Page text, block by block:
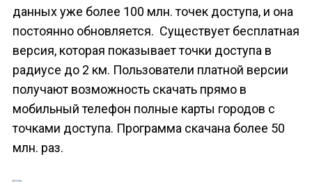
данных уже более 100 млн. точек доступа, и она
постоянно обновляется. Существует бесплатная
версия, которая показывает точки доступа в
радиусе до 2 км. Пользователи платной версии
получают возможность скачать прямо в
мобильный телефон полные карты городов с
точками доступа. Программа скачана более 50
млн. раз.